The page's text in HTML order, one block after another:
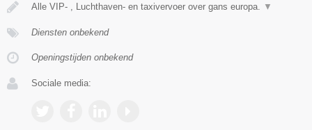
Alle VIP- , Luchthaven- en taxivervoer over gans europa. ▼
Diensten onbekend
Openingstijden onbekend
Sociale media: